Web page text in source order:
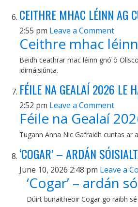
CEITHRE MHAC LÉINN AG
2:55 pm Leave a Comment
Ceithre mhac
Beidh ceathrar mac léinn gnó ó
idirnáisiúnta.
FÉILE NA GEALAÍ 2026 LE
2:52 pm Leave a Comment
Féile na Gealaí
Tugann Anna Nic Gafraidh cuntas ar
‘COGAR’ – ARDÁN
June 10, 2026 2:48 pm Leave a
‘Cogar’ – ardán
Dúirt bunaitheoir Cogar go raibh